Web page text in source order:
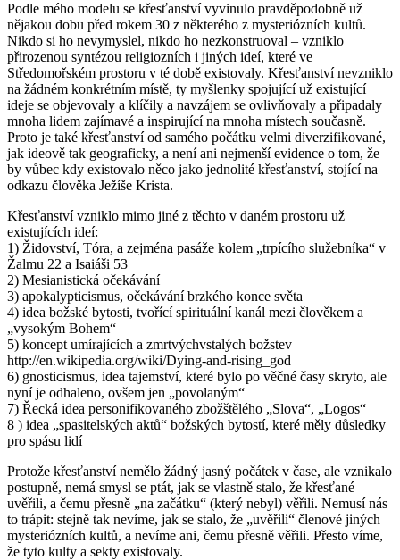
Podle mého modelu se křesťanství vyvinulo pravděpodobně už
nějakou dobu před rokem 30 z některého z mysteriózních kultů.
Nikdo si ho nevymyslel, nikdo ho nezkonstruoval – vzniklo
přirozenou syntézou religiozních i jiných ideí, které ve
Středomořském prostoru v té době existovaly. Křesťanství nevzniklo
na žádném konkrétním místě, ty myšlenky spojující už existující
ideje se objevovaly a klíčily a navzájem se ovlivňovaly a připadaly
mnoha lidem zajímavé a inspirující na mnoha místech současně.
Proto je také křesťanství od samého počátku velmi diverzifikované,
jak ideově tak geograficky, a není ani nejmenší evidence o tom, že
by vůbec kdy existovalo něco jako jednolité křesťanství, stojící na
odkazu člověka Ježíše Krista.
Křesťanství vzniklo mimo jiné z těchto v daném prostoru už
existujících ideí:
1) Židovství, Tóra, a zejména pasáže kolem „trpícího služebníka“ v
Žalmu 22 a Isaiáši 53
2) Mesianistická očekávání
3) apokalypticismus, očekávání brzkého konce světa
4) idea božské bytosti, tvořící spirituální kanál mezi člověkem a
„vysokým Bohem“
5) koncept umírajících a zmrtvýchvstalých božstev
http://en.wikipedia.org/wiki/Dying-and-rising_god
6) gnosticismus, idea tajemství, které bylo po věčné časy skryto, ale
nyní je odhaleno, ovšem jen „povolaným“
7) Řecká idea personifikovaného zbožštělého „Slova“, „Logos“
8 ) idea „spasitelských aktů“ božských bytostí, které měly důsledky
pro spásu lidí
Protože křesťanství nemělo žádný jasný počátek v čase, ale vznikalo
postupně, nemá smysl se ptát, jak se vlastně stalo, že křesťané
uvěřili, a čemu přesně „na začátku“ (který nebyl) věřili. Nemusí nás
to trápit: stejně tak nevíme, jak se stalo, že „uvěřili“ členové jiných
mysteriózních kultů, a nevíme ani, čemu přesně věřili. Přesto víme,
že tyto kulty a sekty existovaly.